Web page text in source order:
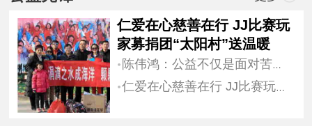
仁爱在心慈善在行 JJ比赛玩
家募捐团“太阳村”送温暖
陈伟鸿：公益不仅是面对苦楚，更多是分享快乐
仁爱在心慈善在行 JJ比赛玩家募捐团“太阳村”送温暖